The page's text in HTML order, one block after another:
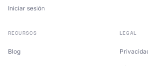
Iniciar sesión
RECURSOS
Blog
LEGAL